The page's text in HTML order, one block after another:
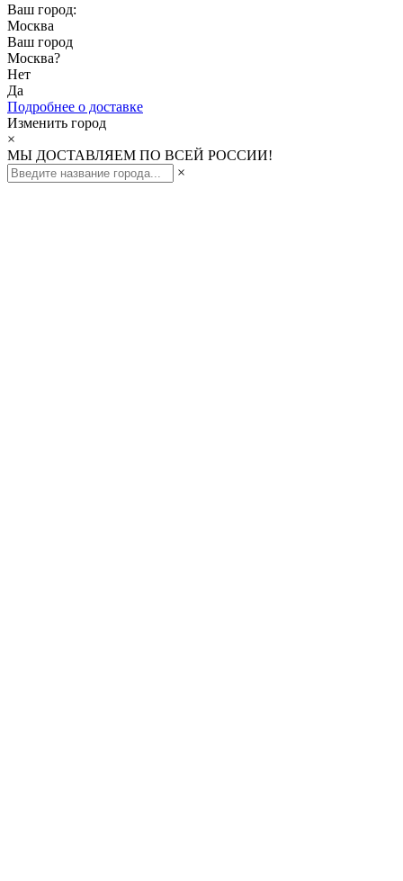
Ваш город:
Москва
Ваш город
Москва?
Нет
Да
Подробнее о доставке
Изменить город
×
МЫ ДОСТАВЛЯЕМ ПО ВСЕЙ РОССИИ!
×